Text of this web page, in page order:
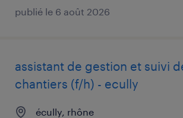
publié le 6 août 2026
assistant de gestion et suivi
chantiers (f/h) - ecully
écully, rhône